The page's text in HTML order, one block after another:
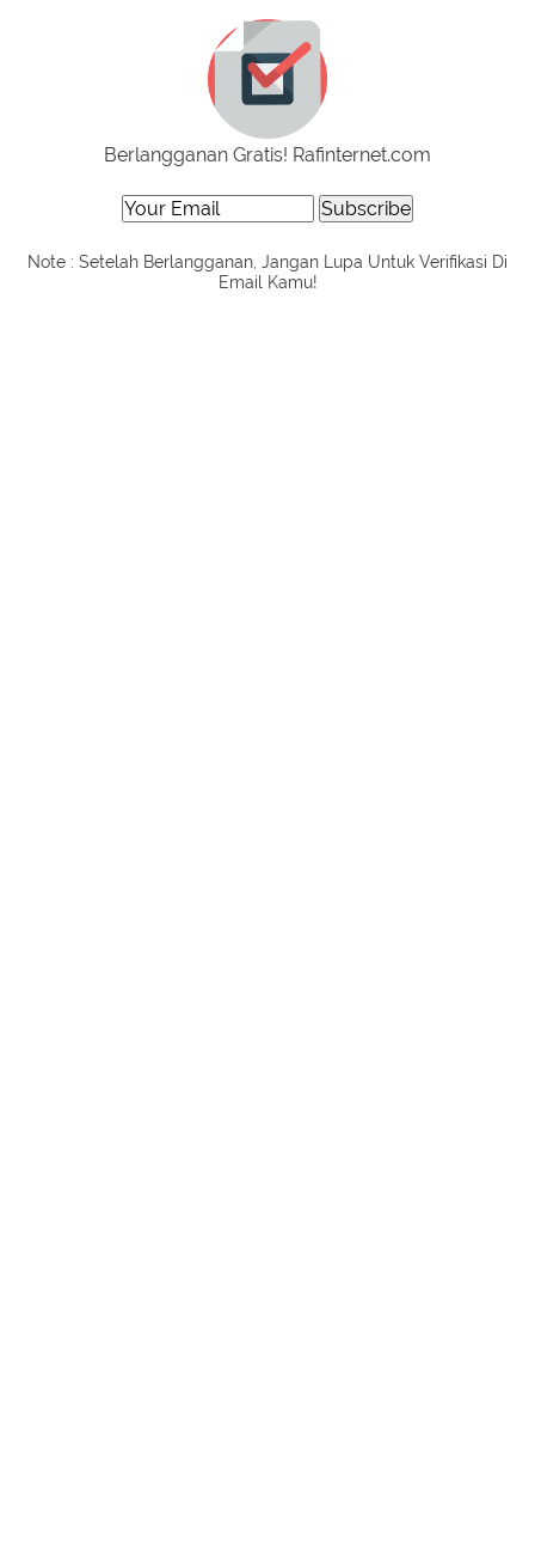
Berlangganan Gratis! Rafinternet.com
Note : Setelah Berlangganan, Jangan Lupa Untuk Verifikasi Di
Email Kamu!